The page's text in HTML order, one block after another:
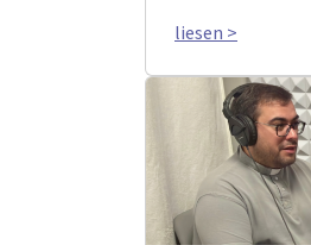
liesen >